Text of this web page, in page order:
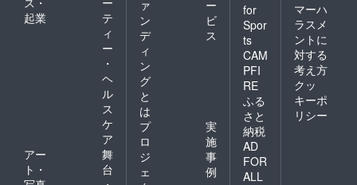
起業
テ
ィ
ー
・
ヘ
ル
ス
ケ
ア
アー
ト・
舞
台
ァ
ン
デ
ィ
ン
グ
と
は
ー
ビ
ス
プ
ロ
ジ
ェ
実
施
事
例
for
Spor
ts
CAM
PFI
RE
ふる
さと
納税
AD
FOR
ALL
マーハ
ラスメ
ントに
対する
考え方
クッ
キーポ
リシー